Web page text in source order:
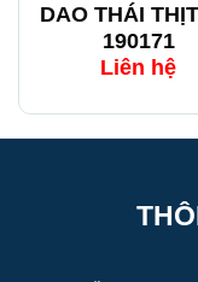
DAO THÁI
190171
Liên hệ